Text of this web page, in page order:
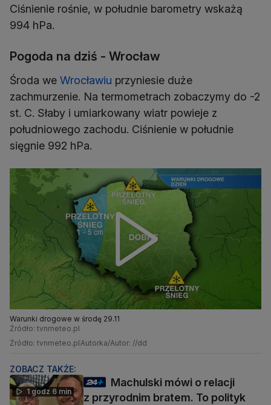
Ciśnienie rośnie, w południe barometry wskażą
994 hPa.
Pogoda na dziś - Wrocław
Środa we Wrocławiu przyniesie duże
zachmurzenie. Na termometrach zobaczymy do -2
st. C. Słaby i umiarkowany wiatr powieje z
południowego zachodu. Ciśnienie w południe
sięgnie 992 hPa.
Warunki drogowe w środę 29.11
Źródło: tvnmeteo.pl
Źródło: tvnmeteo.plAutorka/Autor: //dd
ZOBACZ TAKŻE:
1 godz 6 min
Machulski mówi o relacji
z przyrodnim bratem. To polityk